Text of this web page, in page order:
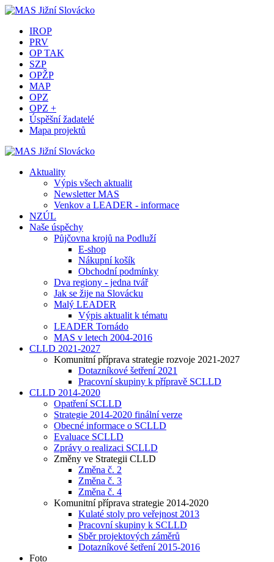
IROP
PRV
OP TAK
SZP
OPŽP
MAP
OPZ
OPZ +
Úspěšní žadatelé
Mapa projektů
Aktuality
Výpis všech aktualit
Newsletter MAS
Venkov a LEADER - informace
NZÚL
Naše úspěchy
Půjčovna krojů na Podluží
E-shop
Nákupní košík
Obchodní podmínky
Dva regiony - jedna tvář
Jak se žije na Slovácku
Malý LEADER
Výpis aktualit k tématu
LEADER Tornádo
MAS v letech 2004-2016
CLLD 2021-2027
Komunitní příprava strategie rozvoje 2021-2027
Dotazníkové šetření 2021
Pracovní skupiny k přípravě SCLLD
CLLD 2014-2020
Opatření SCLLD
Strategie 2014-2020 finální verze
Obecné informace o SCLLD
Evaluace SCLLD
Zprávy o realizaci SCLLD
Změny ve Strategii CLLD
Změna č. 2
Změna č. 3
Změna č. 4
Komunitní příprava strategie 2014-2020
Kulaté stoly pro veřejnost 2013
Pracovní skupiny k SCLLD
Sběr projektových záměrů
Dotazníkové šetření 2015-2016
Foto